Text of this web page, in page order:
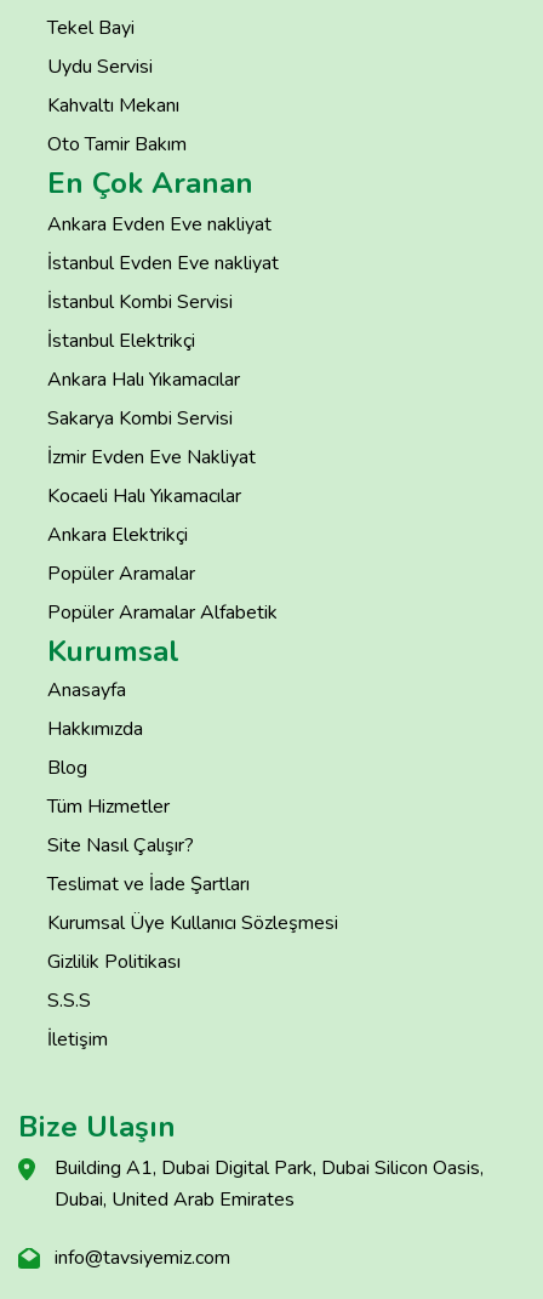
Tekel Bayi
Uydu Servisi
Kahvaltı Mekanı
Oto Tamir Bakım
En Çok Aranan
Ankara Evden Eve nakliyat
İstanbul Evden Eve nakliyat
İstanbul Kombi Servisi
İstanbul Elektrikçi
Ankara Halı Yıkamacılar
Sakarya Kombi Servisi
İzmir Evden Eve Nakliyat
Kocaeli Halı Yıkamacılar
Ankara Elektrikçi
Popüler Aramalar
Popüler Aramalar Alfabetik
Kurumsal
Anasayfa
Hakkımızda
Blog
Tüm Hizmetler
Site Nasıl Çalışır?
Teslimat ve İade Şartları
Kurumsal Üye Kullanıcı Sözleşmesi
Gizlilik Politikası
S.S.S
İletişim
Bize Ulaşın
Building A1, Dubai Digital Park, Dubai Silicon Oasis,
Dubai, United Arab Emirates
info@tavsiyemiz.com